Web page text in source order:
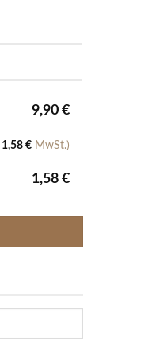
9,90€
1,58€ MwSt.)
1,58€